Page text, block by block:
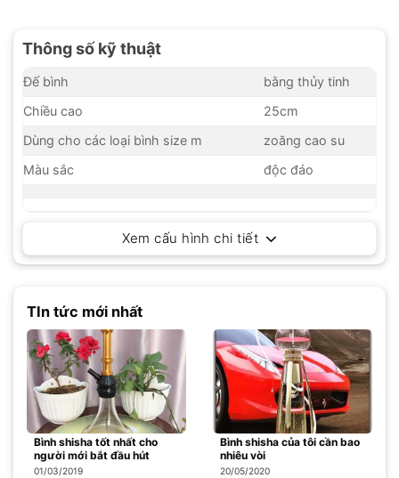
Thông số kỹ thuật
Đế bình
bằng thủy tinh
Chiều cao
25cm
Dùng cho các loại bình size m
zoăng cao su
Màu sắc
độc đáo
Xem cấu hình chi tiết
TIn tức mới nhất
Bình shisha tốt nhất cho
người mới bắt đầu hút
01/03/2019
Bình shisha của tôi cần bao
nhiêu vòi
20/05/2020